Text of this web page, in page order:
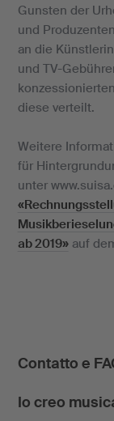
Gunsten der
und
an die
und TV-
diese verteilt.
Weitere
für
unter
ab 2019»auf
Contatto e
Io creo